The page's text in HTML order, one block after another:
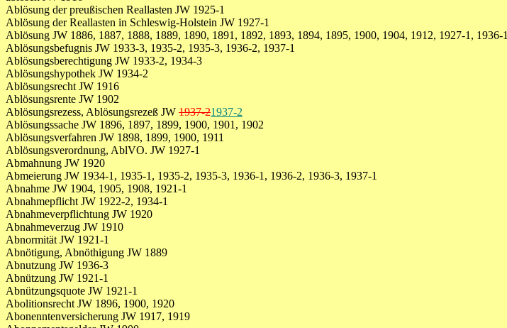
Ablösung der preußischen Reallasten JW 1925-1
Ablösung der Reallasten in Schleswig-Holstein JW 1927-1
Ablösung JW 1886, 1887, 1888, 1889, 1890, 1891, 1892, 1893, 1894, 1895, 1900, 1904, 1912, 1927-1, 1936-1
Ablösungsbefugnis JW 1933-3, 1935-2, 1935-3, 1936-2, 1937-1
Ablösungsberechtigung JW 1933-2, 1934-3
Ablösungshypothek JW 1934-2
Ablösungsrecht JW 1916
Ablösungsrente JW 1902
Ablösungsrezess, Ablösungsrezeß JW 1937-21937-2
Ablösungssache JW 1896, 1897, 1899, 1900, 1901, 1902
Ablösungsverfahren JW 1898, 1899, 1900, 1911
Ablösungsverordnung, AblVO. JW 1927-1
Abmahnung JW 1920
Abmeierung JW 1934-1, 1935-1, 1935-2, 1935-3, 1936-1, 1936-2, 1936-3, 1937-1
Abnahme JW 1904, 1905, 1908, 1921-1
Abnahmepflicht JW 1922-2, 1934-1
Abnahmeverpflichtung JW 1920
Abnahmeverzug JW 1910
Abnormität JW 1921-1
Abnötigung, Abnöthigung JW 1889
Abnutzung JW 1936-3
Abnützung JW 1921-1
Abnützungsquote JW 1921-1
Abolitionsrecht JW 1896, 1900, 1920
Abonenntenversicherung JW 1917, 1919